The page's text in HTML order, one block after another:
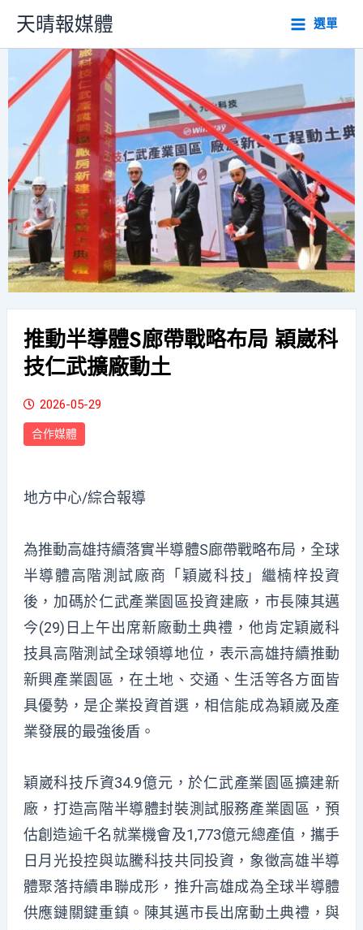
主
容
天晴報媒體 選單
推動半導體S廊帶戰略布局 穎崴科
技仁武擴廠動土
2026-05-29
合作媒體
地方中心/綜合報導
為推動高雄持續落實半導體S廊帶戰略布局，全球
半導體高階測試廠商「穎崴科技」繼楠梓投資
後，加碼於仁武產業園區投資建廠，市長陳其邁
今(29)日上午出席新廠動土典禮，他肯定穎崴科
技具高階測試全球領導地位，表示高雄持續推動
新興產業園區，在土地、交通、生活等各方面皆
具優勢，是企業投資首選，相信能成為穎崴及產
業發展的最強後盾。
穎崴科技斥資34.9億元，於仁武產業園區擴建新
廠，打造高階半導體封裝測試服務產業園區，預
估創造逾千名就業機會及1,773億元總產值，攜手
日月光投控與竑騰科技共同投資，象徵高雄半導
體聚落持續串聯成形，推升高雄成為全球半導體
供應鏈關鍵重鎮。陳其邁市長出席動土典禮，與